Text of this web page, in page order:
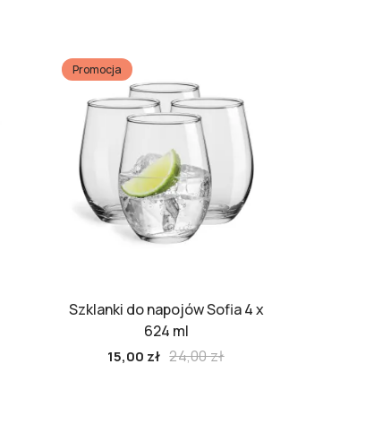
Promocja
Szklanki do napojów Sofia 4 x
624 ml
15,00 zł 24,00 zł